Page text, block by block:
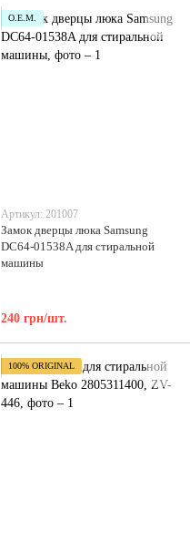
O.E.M.
Артикул: 201007
Замок дверцы люка Samsung
DC64-01538A для стиральной
машины
240 грн/шт.
100% ORIGINAL